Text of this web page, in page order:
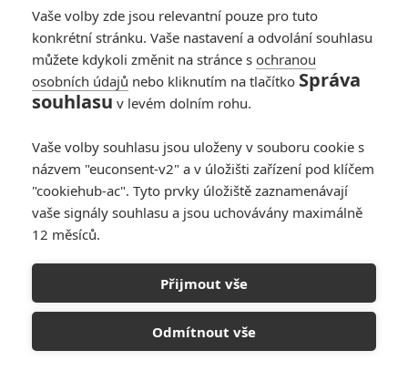
RECENZE FILMŮ
10
Recenze: Zcela výjimečná Gerta
Schnirch nebarví hnus českých dějin
5
Recenze: Záhada strašidelného
zámku úroveň štědrovečerních
pohádek nepozvedla
8
6
Recenze: Godzilla x Kong: Nové
impérium
Vaše volby zde jsou relevantní pouze pro tuto
konkrétní stránku. Vaše nastavení a odvolání souhlasu
můžete kdykoli změnit na stránce s ochranou
osobních údajů nebo kliknutím na tlačítko Správa
souhlasu v levém dolním rohu.
Vaše volby souhlasu jsou uloženy v souboru cookie s
názvem "euconsent-v2" a v úložišti zařízení pod klíčem
"cookiehub-ac". Tyto prvky úložiště zaznamenávají
vaše signály souhlasu a jsou uchovávány maximálně
12 měsíců.
Přijmout vše
Odmítnout vše